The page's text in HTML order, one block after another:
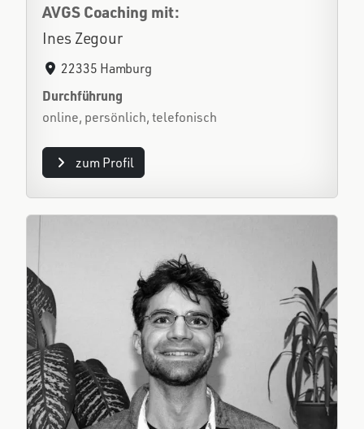
AVGS Coaching mit:
Ines Zegour
22335 Hamburg
Durchführung
online, persönlich, telefonisch
zum Profil